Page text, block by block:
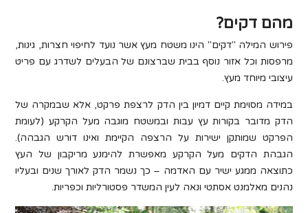
מהם דקים?
פירוש המילה "דקים" הינו משטח מעץ אשר נועד לחיפוי חצרות, גינות,
מרפסות וכל אזור נוסף בבית שברצונם של הבעלים לשדרג עם פריט
עיצובי מיוחד מעץ.
במידה מסוימת קיים דמיון בין הדק לרצפת פרקט, אלא שבמקרה של
הדק מדובר בקורות עץ עבות ובמשטח מוגבה מעל הקרקע (לעומת
הפרקט שמותקן ישירות על הרצפה הקיימת ואינו דורש הגבהה).
הגבהת הדקים מעל הקרקע מאפשרת להימנע מריקבון של העץ
כתוצאה ממגע ישיר עם האדמה – כך נשמר הדק לאורך שנים ובעליו
נהנים מאלמנט אסתטי ונאה לעין המשדר פסטורליות וכפריות.